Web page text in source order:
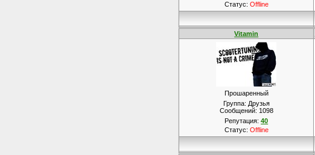
Статус: Offline
Vitamin
Прошаренный
Группа: Друзья
Сообщений: 1098
Репутация:40
Статус: Offline